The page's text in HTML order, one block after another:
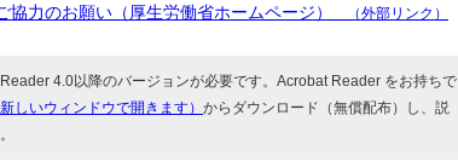
力のお願い（厚生労働省ホームページ） （外部リンク）
4.0以降のバージョンが必要です。Acrobat Reader をお持ちで
しいウィンドウで開きます）からダウンロード（無償配布）し、説